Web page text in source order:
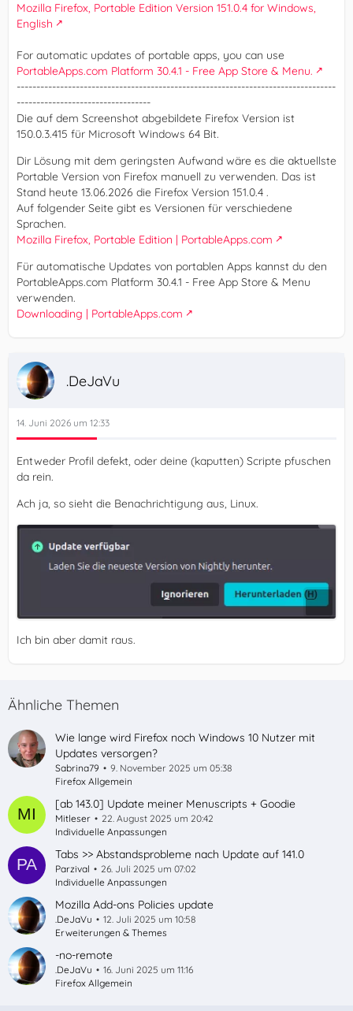
Mozilla Firefox, Portable Edition Version 151.0.4 for Windows,
English
For automatic updates of portable apps, you can use
PortableApps.com Platform 30.4.1 - Free App Store & Menu.
---------------------------------------------------------------------------------
----------------------------------
Die auf dem Screenshot abgebildete Firefox Version ist
150.0.3.415 für Microsoft Windows 64 Bit.
Dir Lösung mit dem geringsten Aufwand wäre es die aktuellste
Portable Version von Firefox manuell zu verwenden. Das ist
Stand heute 13.06.2026 die Firefox Version 151.0.4 .
Auf folgender Seite gibt es Versionen für verschiedene
Sprachen.
Mozilla Firefox, Portable Edition | PortableApps.com
Für automatische Updates von portablen Apps kannst du den
PortableApps.com Platform 30.4.1 - Free App Store & Menu
verwenden.
Downloading | PortableApps.com
.DeJaVu
14. Juni 2026 um 12:33
Entweder Profil defekt, oder deine (kaputten) Scripte pfuschen
da rein.
Ach ja, so sieht die Benachrichtigung aus, Linux.
Ich bin aber damit raus.
Ähnliche Themen
Wie lange wird Firefox noch Windows 10 Nutzer mit
Updates versorgen?
Sabrina79
9. November 2025 um 05:38
Firefox Allgemein
[ab 143.0] Update meiner Menuscripts + Goodie
Mitleser
22. August 2025 um 20:42
Individuelle Anpassungen
Tabs >> Abstandsprobleme nach Update auf 141.0
Parzival
26. Juli 2025 um 07:02
Individuelle Anpassungen
Mozilla Add-ons Policies update
.DeJaVu
12. Juli 2025 um 10:58
Erweiterungen & Themes
-no-remote
.DeJaVu
16. Juni 2025 um 11:16
Firefox Allgemein